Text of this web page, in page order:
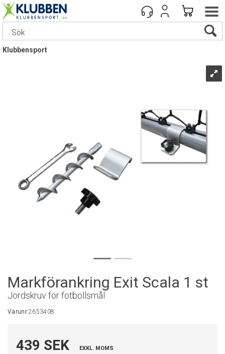
Klubbensport
Markförankring Exit Scala 1 st
Jordskruv för fotbollsmål
Varunr:2653408
439 SEK EXKL. MOMS